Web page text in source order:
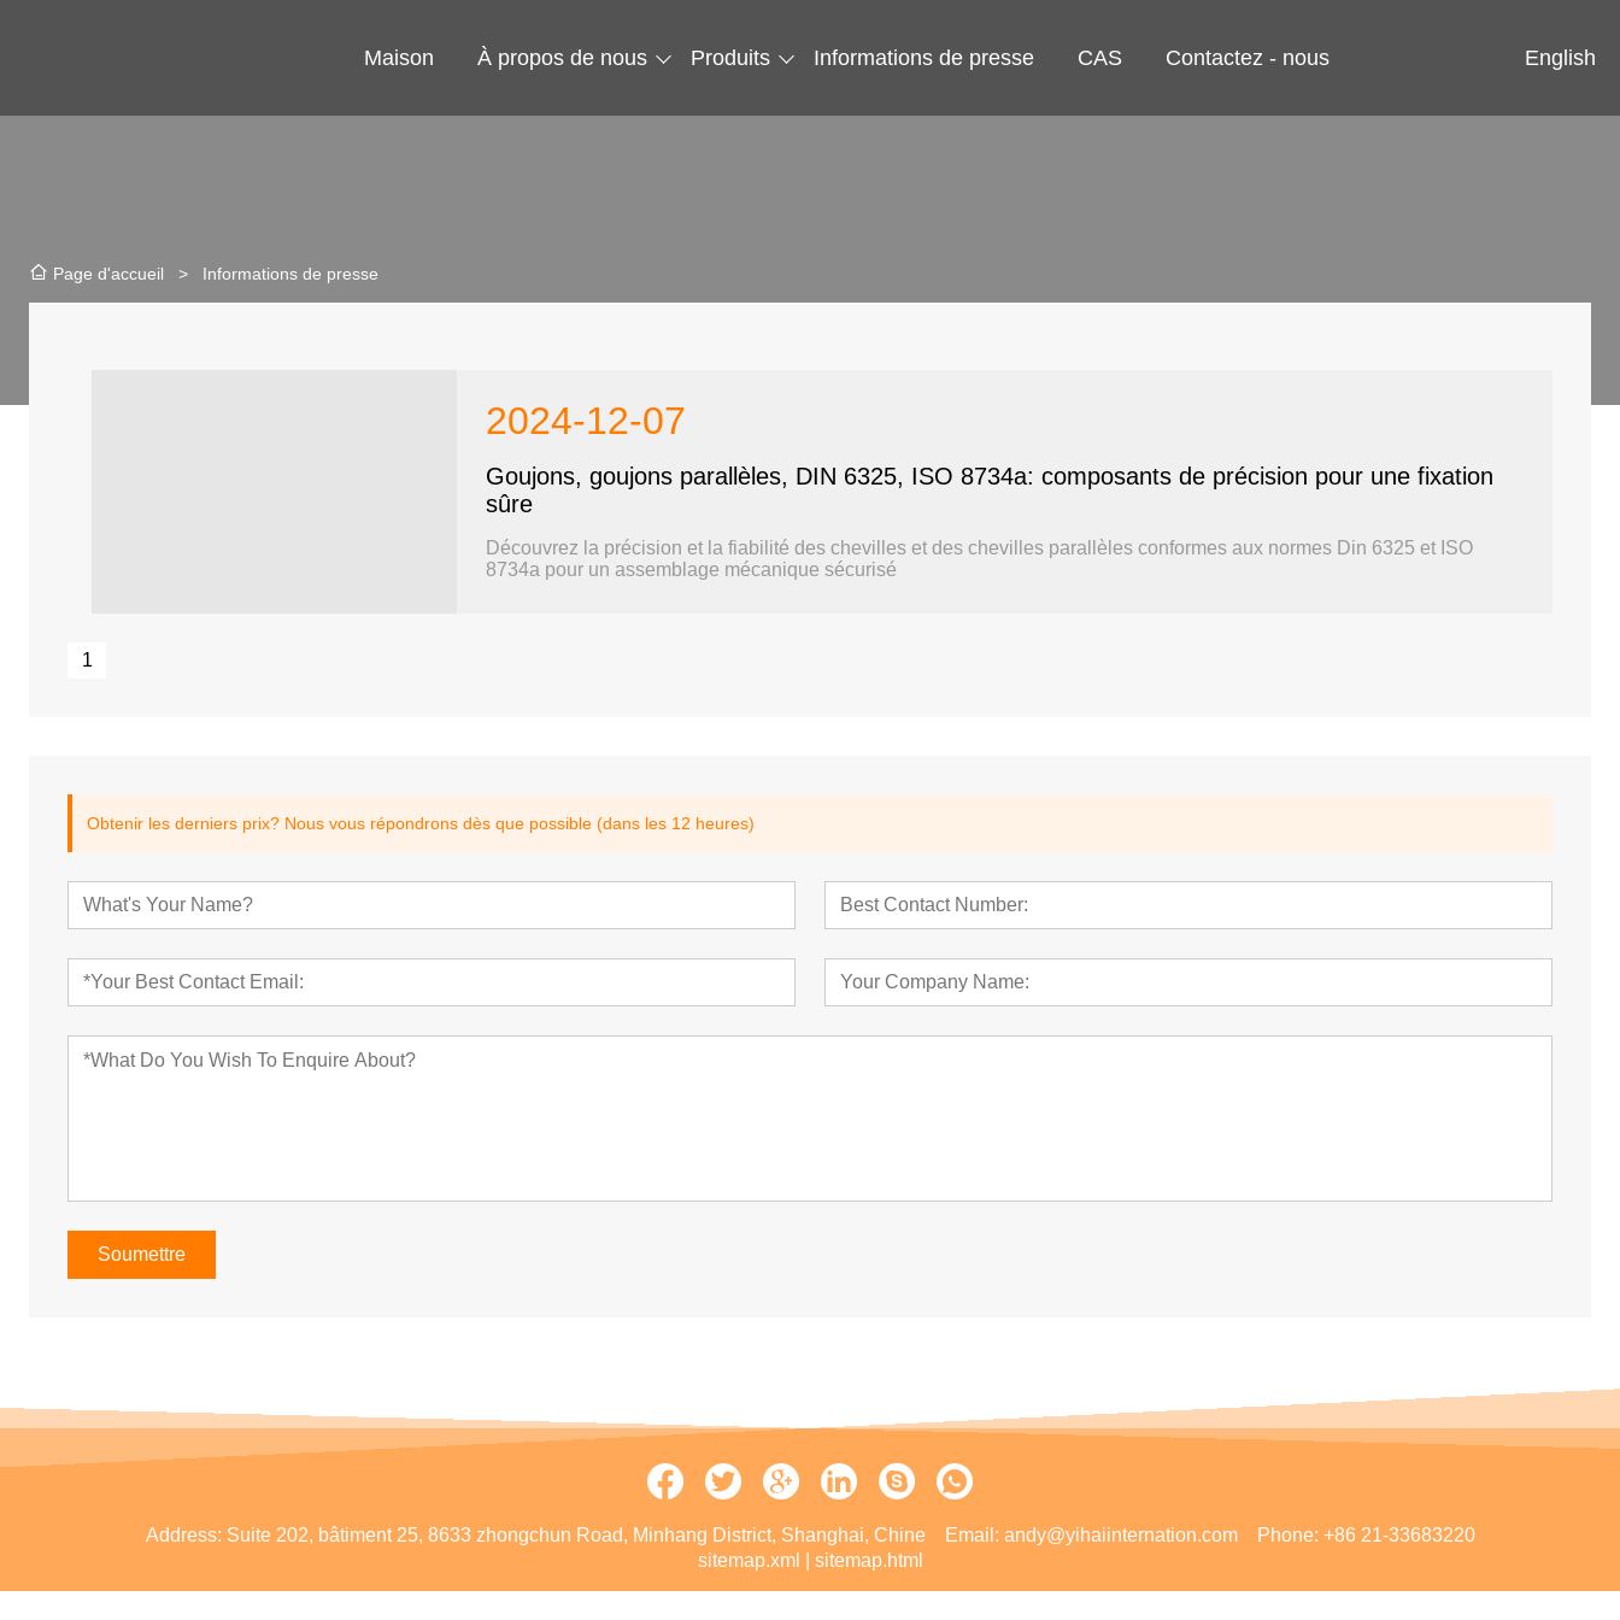
Maison À propos de nous Produits Informations de presse CAS Contactez - nous English
Page d'accueil > Informations de presse
2024-12-07
Goujons, goujons parallèles, DIN 6325, ISO 8734a: composants de précision pour une fixation
sûre
Découvrez la précision et la fiabilité des chevilles et des chevilles parallèles conformes aux normes Din 6325 et ISO
8734a pour un assemblage mécanique sécurisé
1
Obtenir les derniers prix? Nous vous répondrons dès que possible (dans les 12 heures)
Soumettre
Address: Suite 202, bâtiment 25, 8633 zhongchun Road, Minhang District, Shanghai, Chine Email: andy@yihaiinternation.com Phone: +86 21-33683220
sitemap.xml
sitemap.html